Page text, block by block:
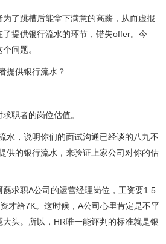
了跳槽后能拿下满意的高薪，从而虚报
提供银行流水的环节，错失offer。今
问题。
供银行流水？
职者的岗位估值。
，说明你们的面试沟通已经谈的八九不
供的银行流水，来验证上家公司对你的估
求职A公司的运营经理岗位，工资要1.5
才给7K。这时候，A公司心里肯定是不平
头。所以，HR唯一能评判的标准就是银